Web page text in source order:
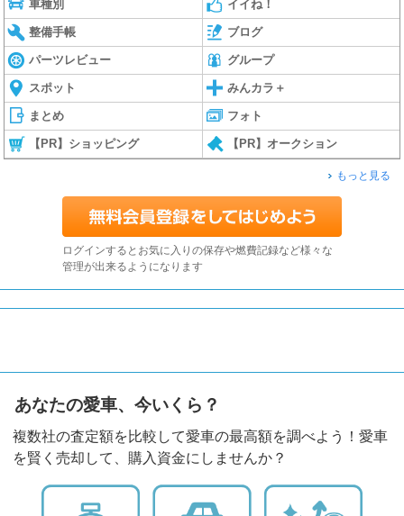
車種別 イイね！
整備手帳 ブログ
パーツレビュー グループ
スポット みんカラ＋
まとめ フォト
【PR】ショッピング 【PR】オークション
もっと見る
ログインするとお気に入りの保存や燃費記録など様々な
管理が出来るようになります
あなたの愛車、今いくら？
複数社の査定額を比較して愛車の最高額を調べよう！愛車
を賢く売却して、購入資金にしませんか？